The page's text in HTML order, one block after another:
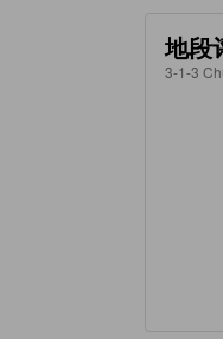
地段
3-1-3